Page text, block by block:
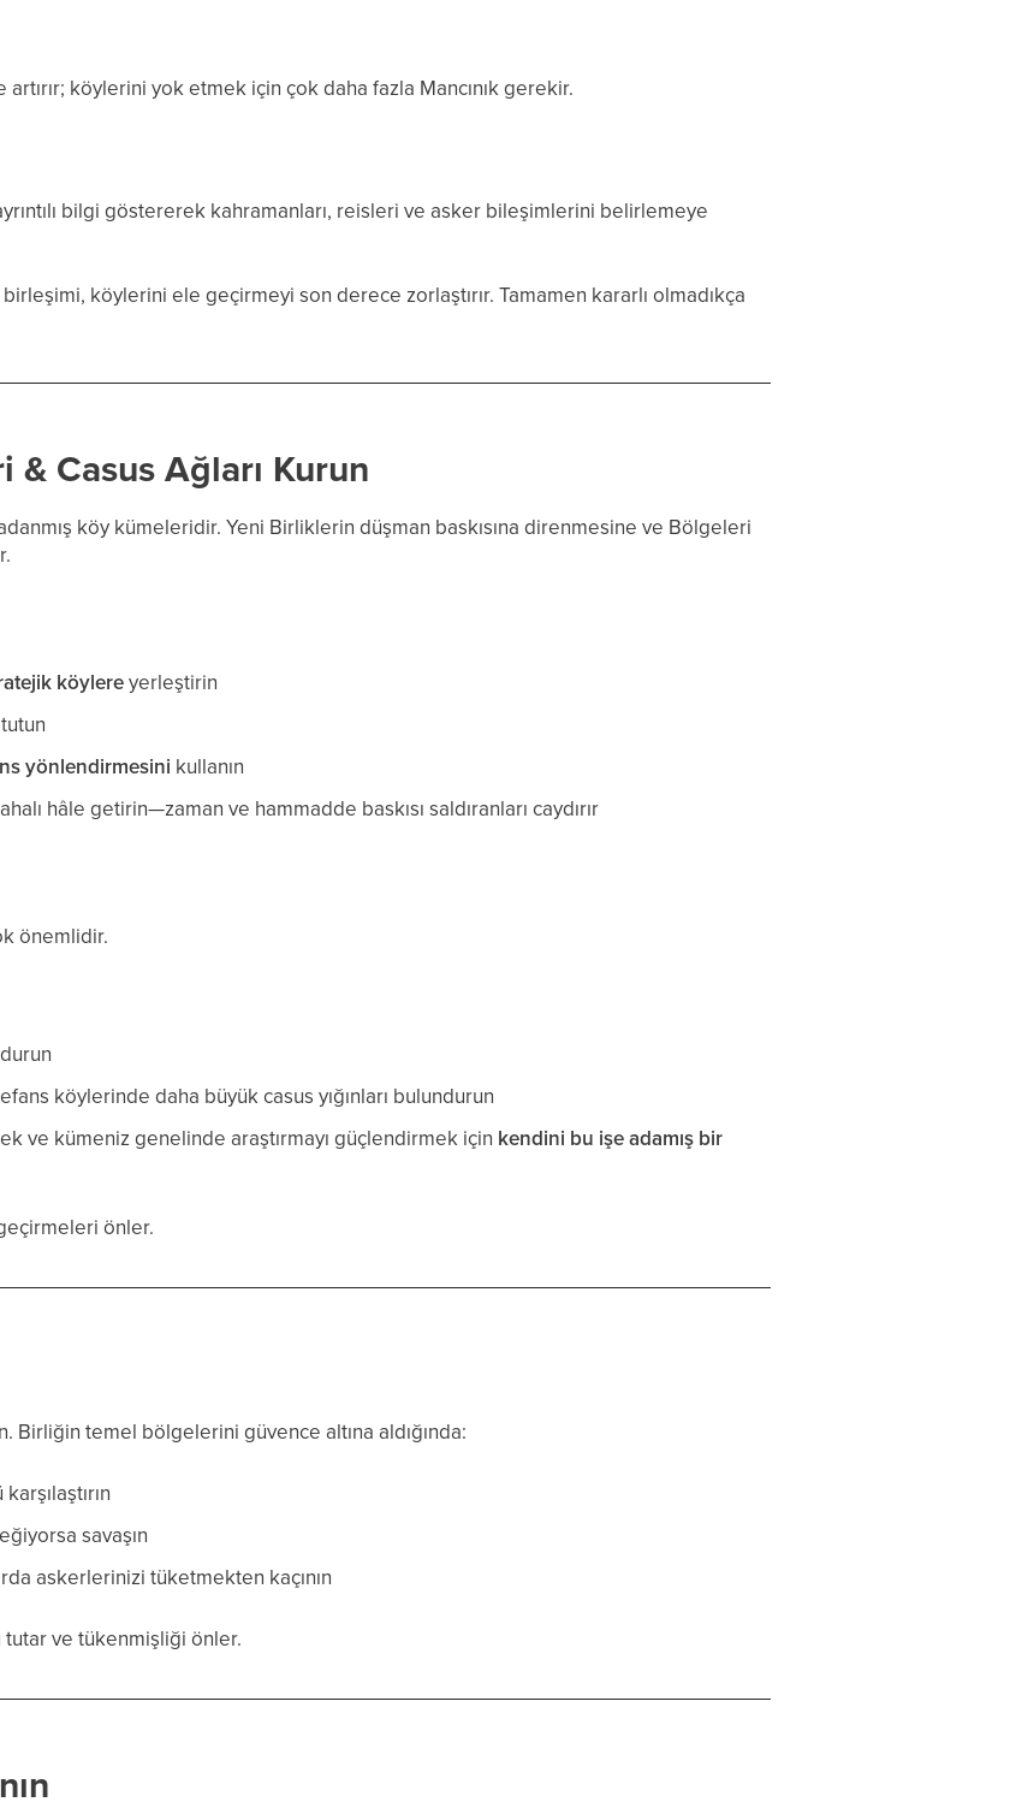
artırır; köylerini yok etmek için çok daha fazla Mancınık gerekir.
bilgi göstererek kahramanları, reisleri ve asker bileşimlerini belirlemeye
birleşimi, köylerini ele geçirmeyi son derece zorlaştırır. Tamamen kararlı olmadıkça
Casus Ağları Kurun
köy kümeleridir. Yeni Birliklerin düşman baskısına direnmesine ve Bölgeleri
köylereyerleştirin
yönlendirmesini kullanın
hâle getirin—zaman ve hammadde baskısı saldıranları caydırır
önemlidir.
köylerinde daha büyük casus yığınları bulundurun
ve kümeniz genelinde araştırmayı güçlendirmek için kendini bu işe adamış bir
önler.
Birliğin temel bölgelerini güvence altına aldığında:
savaşın
askerlerinizi tüketmekten kaçının
ve tükenmişliği önler.